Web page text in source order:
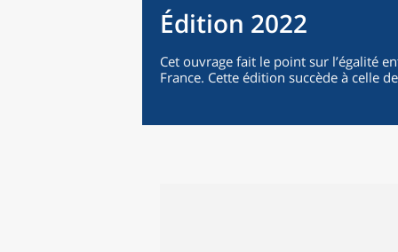
Édition 2022
Cet ouvrage fait le point sur l’égalité
France. Cette édition succède à celle